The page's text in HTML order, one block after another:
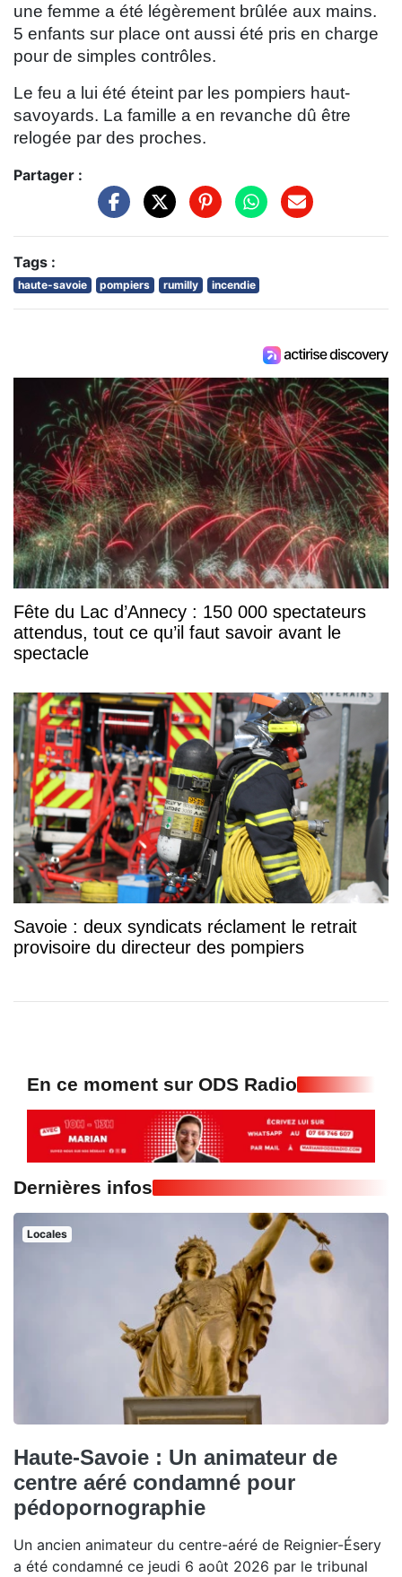
une femme a été légèrement brûlée aux mains.
5 enfants sur place ont aussi été pris en charge
pour de simples contrôles.
Le feu a lui été éteint par les pompiers haut-
savoyards. La famille a en revanche dû être
relogée par des proches.
Partager :
Tags :
haute-savoie pompiers rumilly incendie
Fête du Lac d’Annecy : 150 000 spectateurs
attendus, tout ce qu’il faut savoir avant le
spectacle
Savoie : deux syndicats réclament le retrait
provisoire du directeur des pompiers
En ce moment sur ODS Radio
Dernières infos
Locales
Haute-Savoie : Un animateur de
centre aéré condamné pour
pédopornographie
Un ancien animateur du centre-aéré de Reignier-Ésery
a été condamné ce jeudi 6 août 2026 par le tribunal